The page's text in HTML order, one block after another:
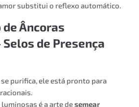
substitui o reflexo automático.
de Âncoras
de Presença
purifica, ele está pronto para
é a arte desemear